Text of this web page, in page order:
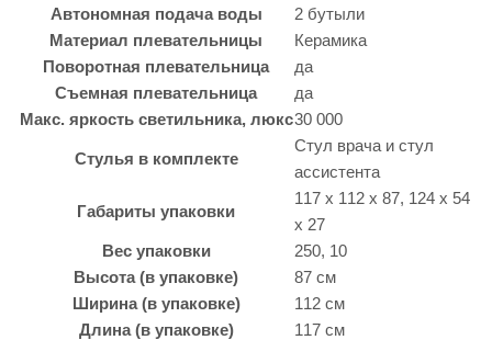
Автономная подача воды
2 бутыли
Материал плевательницы
Керамика
Поворотная плевательница
да
Съемная плевательница
да
Макс. яркость светильника, люкс30 000
Стулья в комплекте
Стул врача и стул
ассистента
Габариты упаковки
117 x 112 x 87, 124 x 54
x 27
Вес упаковки
250, 10
Высота (в упаковке)
87 см
Ширина (в упаковке)
112 см
Длина (в упаковке)
117 см